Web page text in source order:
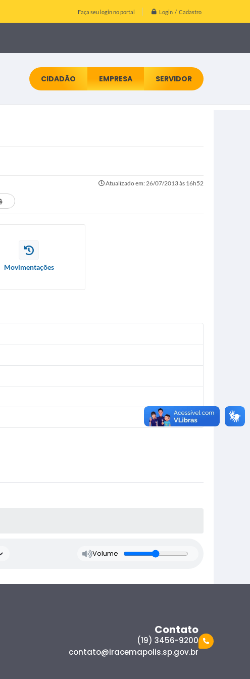
Faça seu login no portal Login / Cadastro
CIDADÃO EMPRESA SERVIDOR
Atualizado em: 26/07/2013 às 16h52
Movimentações
Volume
Contato
(19) 3456-9200
contato@iracemapolis.sp.gov.br